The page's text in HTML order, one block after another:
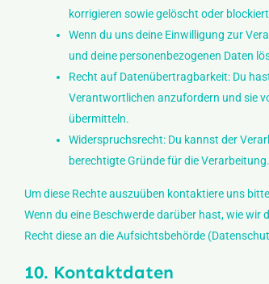
korrigieren sowie gelöscht oder
Wenn du uns deine Einwilligung zur
und deine personenbezogenen Daten
Recht auf Datenübertragbarkeit: Du
Verantwortlichen anzufordern und sie
übermitteln.
Widerspruchsrecht: Du kannst der
berechtigte Gründe für die Verarbeitung.
Um diese Rechte auszuüben kontaktiere uns
Wenn du eine Beschwerde darüber hast, wie wir
Recht diese an die Aufsichtsbehörde
10. Kontaktdaten